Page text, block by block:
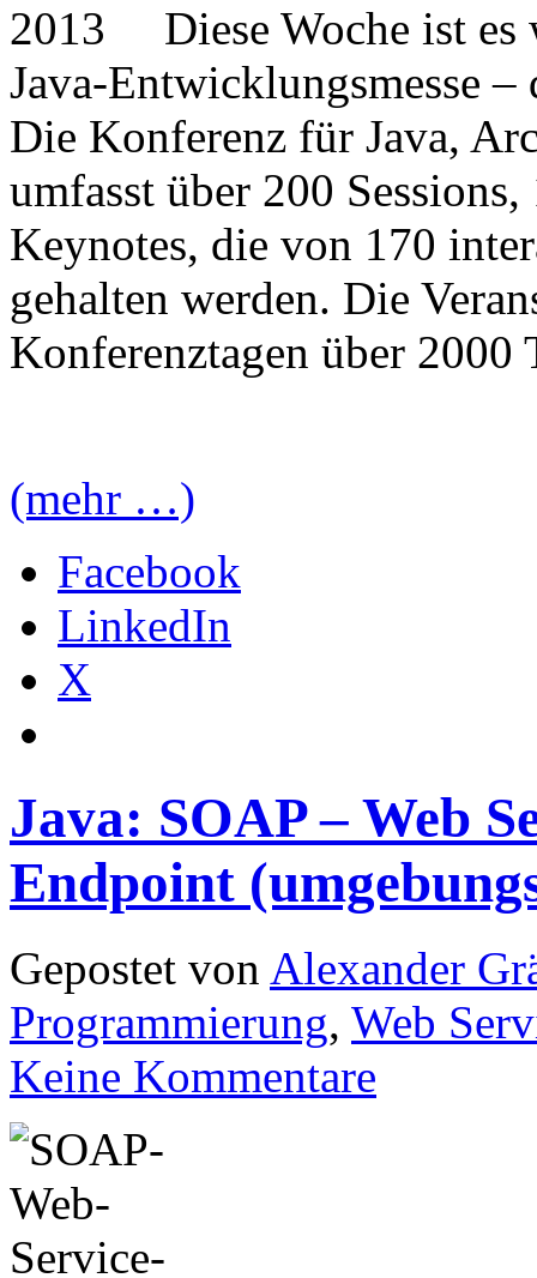
Diese Woche ist
Java-Entwicklungsmesse
Die Konferenz für Java,
umfasst über 200
Keynotes, die von 170
gehalten werden. Die
Konferenztagen über 2000
(mehr …)
Facebook
LinkedIn
X
Java: SOAP – Web
Endpoint
Gepostet von Alexander
Programmierung, Web
Keine Kommentare